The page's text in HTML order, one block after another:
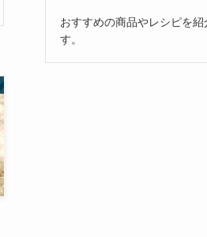
おすすめの商品やレシピを紹
す。